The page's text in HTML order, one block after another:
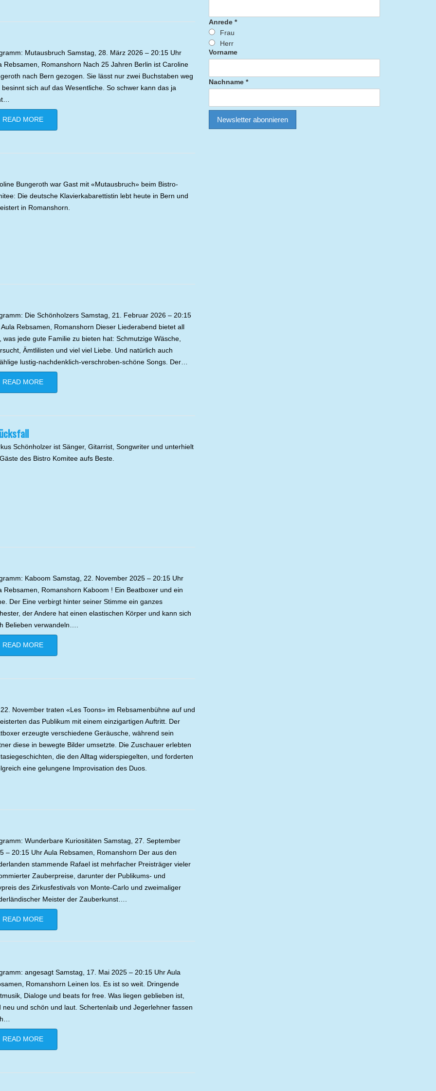
Mutausbruch Samstag, 28. März 2026 – 20:15 Uhr
Rebsamen, Romanshorn Nach 25 Jahren Berlin ist Caroline
nach Bern gezogen. Sie lässt nur zwei Buchstaben weg
besinnt sich auf das Wesentliche. So schwer kann das ja
READ MORE
Bungeroth war Gast mit «Mutausbruch» beim Bistro-
Die deutsche Klavierkabarettistin lebt heute in Bern und
in Romanshorn.
Die Schönholzers Samstag, 21. Februar 2026 – 20:15
Rebsamen, Romanshorn Dieser Liederabend bietet all
was jede gute Familie zu bieten hat: Schmutzige Wäsche,
Ämtlilisten und viel viel Liebe. Und natürlich auch
lustig-nachdenklich-verschroben-schöne Songs. Der…
READ MORE
Schönholzer ist Sänger, Gitarrist, Songwriter und unterhielt
des Bistro Komitee aufs Beste.
Kaboom Samstag, 22. November 2025 – 20:15 Uhr
Rebsamen, Romanshorn Kaboom ! Ein Beatboxer und ein
Der Eine verbirgt hinter seiner Stimme ein ganzes
der Andere hat einen elastischen Körper und kann sich
Belieben verwandeln….
READ MORE
November traten «Les Toons» im Rebsamenbühne auf und
das Publikum mit einem einzigartigen Auftritt. Der
erzeugte verschiedene Geräusche, während sein
diese in bewegte Bilder umsetzte. Die Zuschauer erlebten
die den Alltag widerspiegelten, und forderten
eine gelungene Improvisation des Duos.
Wunderbare Kuriositäten Samstag, 27. September
– 20:15 Uhr Aula Rebsamen, Romanshorn Der aus den
stammende Rafael ist mehrfacher Preisträger vieler
Zauberpreise, darunter der Publikums- und
des Zirkusfestivals von Monte-Carlo und zweimaliger
Meister der Zauberkunst….
READ MORE
angesagt Samstag, 17. Mai 2025 – 20:15 Uhr Aula
Romanshorn Leinen los. Es ist so weit. Dringende
Dialoge und beats for free. Was liegen geblieben ist,
neu und schön und laut. Schertenlaib und Jegerlehner fassen
READ MORE
Anrede *
Frau
Herr
Vorname
Nachname *